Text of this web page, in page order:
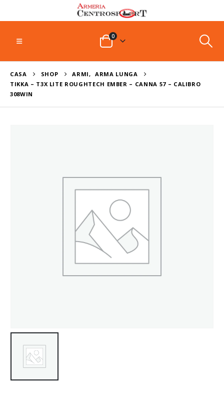
0
CASA SHOP ARMI,
ARMA LUNGA
TIKKA – T3X LITE ROUGHTECH EMBER – CANNA 57 – CALIBRO
308WIN